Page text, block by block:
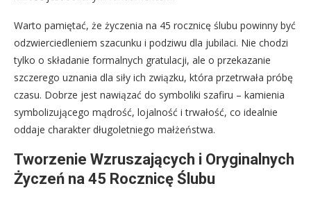
Warto pamiętać, że życzenia na 45 rocznicę ślubu powinny być
odzwierciedleniem szacunku i podziwu dla jubilaci. Nie chodzi
tylko o składanie formalnych gratulacji, ale o przekazanie
szczerego uznania dla siły ich związku, która przetrwała próbę
czasu. Dobrze jest nawiązać do symboliki szafiru – kamienia
symbolizującego mądrość, lojalność i trwałość, co idealnie
oddaje charakter długoletniego małżeństwa.
Tworzenie Wzruszających i Oryginalnych
Życzeń na 45 Rocznicę Ślubu